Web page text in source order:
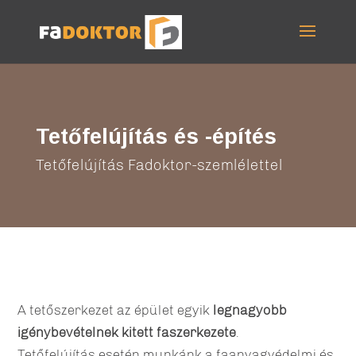
Tetőfelújítás és -építés
Tetőfelújítás Fadoktor-szemlélettel
A tetőszerkezet az épület egyik legnagyobb
igénybevételnek kitett faszerkezete.